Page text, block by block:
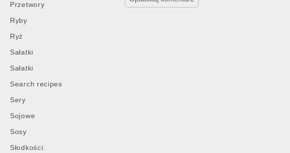
Przetwory
Ryby
Ryż
Sałatki
Sałatki
Search recipes
Sery
Sojowe
Sosy
Słodkości: